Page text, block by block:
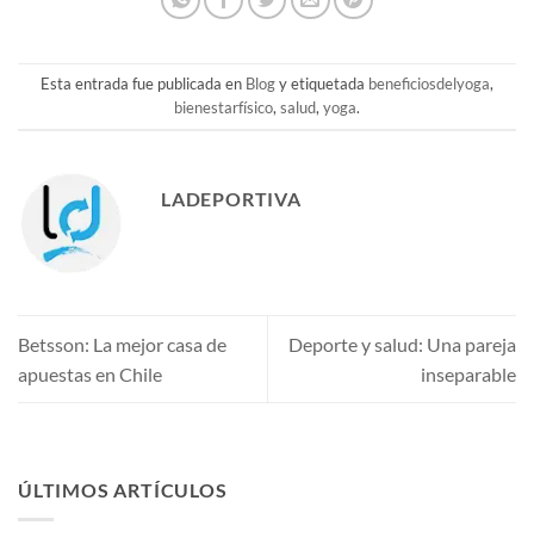
Esta entrada fue publicada en Blogy etiquetada beneficiosdelyoga,
bienestarfísico, salud, yoga.
LADEPORTIVA
Betsson: La mejor casa de
apuestas en Chile
Deporte y salud: Una pareja
inseparable
ÚLTIMOS ARTÍCULOS